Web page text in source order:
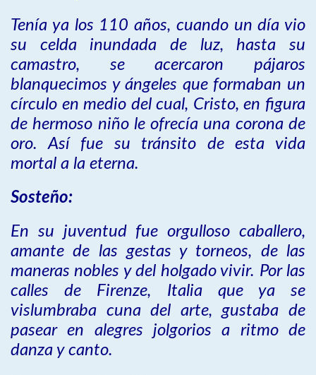
Tenía ya los 110 años, cuando un día vio
su celda inundada de luz, hasta su
camastro, se acercaron pájaros
blanquecimos y ángeles que formaban un
círculo en medio del cual, Cristo, en figura
de hermoso niño le ofrecía una corona de
oro. Así fue su tránsito de esta vida
mortal a la eterna.
Sosteño:
En su juventud fue orgulloso caballero,
amante de las gestas y torneos, de las
maneras nobles y del holgado vivir. Por las
calles de Firenze, Italia que ya se
vislumbraba cuna del arte, gustaba de
pasear en alegres jolgorios a ritmo de
danza y canto.